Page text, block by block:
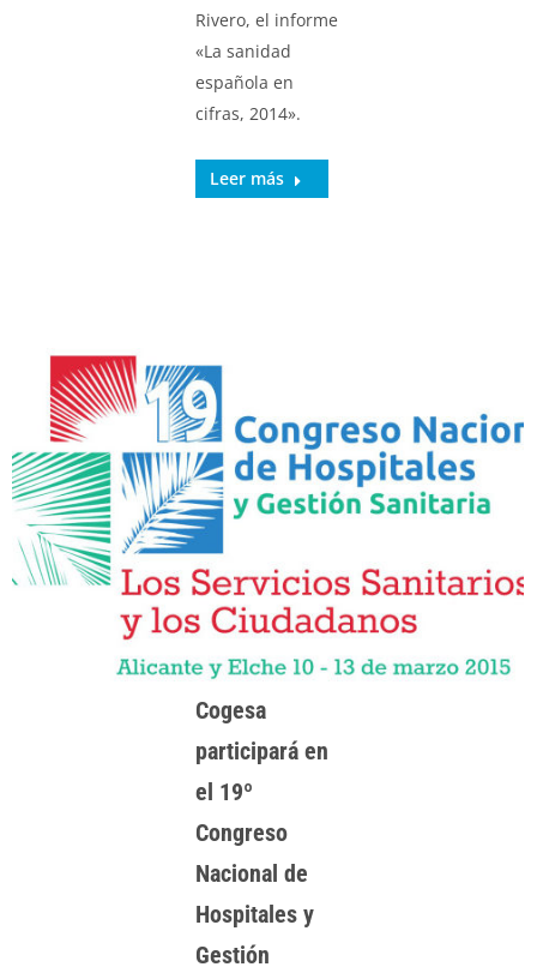
Rivero, el informe
«La sanidad
española en
cifras, 2014».
Leer más
Cogesa
participará en
el 19º
Congreso
Nacional de
Hospitales y
Gestión